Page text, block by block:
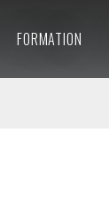
FORMATION